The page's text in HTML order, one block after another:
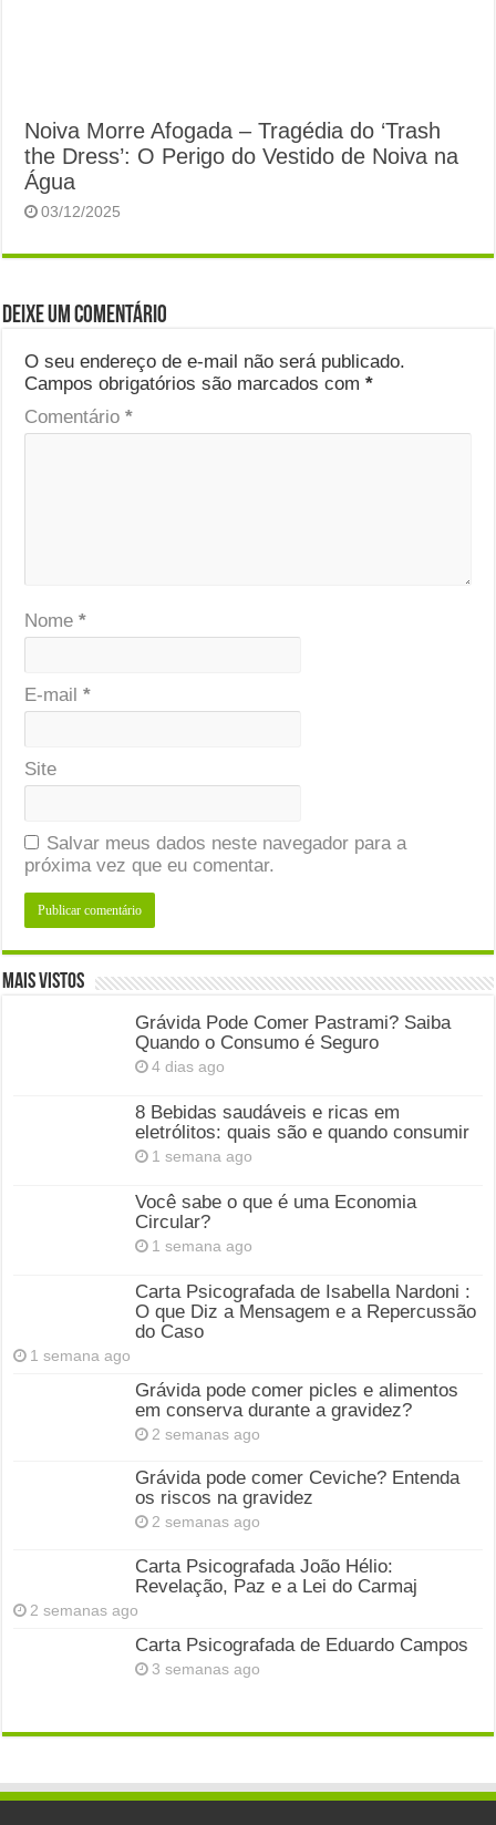
Noiva Morre Afogada – Tragédia do ‘Trash
the Dress’: O Perigo do Vestido de Noiva na
Água
03/12/2025
Deixe um comentário
O seu endereço de e-mail não será publicado.
Campos obrigatórios são marcados com*
Comentário*
Nome*
E-mail*
Site
Salvar meus dados neste navegador para a
próxima vez que eu comentar.
Mais Vistos
Grávida Pode Comer Pastrami? Saiba
Quando o Consumo é Seguro
4 dias ago
8 Bebidas saudáveis e ricas em
eletrólitos: quais são e quando consumir
1 semana ago
Você sabe o que é uma Economia
Circular?
1 semana ago
Carta Psicografada de Isabella Nardoni :
O que Diz a Mensagem e a Repercussão
do Caso
1 semana ago
Grávida pode comer picles e alimentos
em conserva durante a gravidez?
2 semanas ago
Grávida pode comer Ceviche? Entenda
os riscos na gravidez
2 semanas ago
Carta Psicografada João Hélio:
Revelação, Paz e a Lei do Carmaj
2 semanas ago
Carta Psicografada de Eduardo Campos
3 semanas ago